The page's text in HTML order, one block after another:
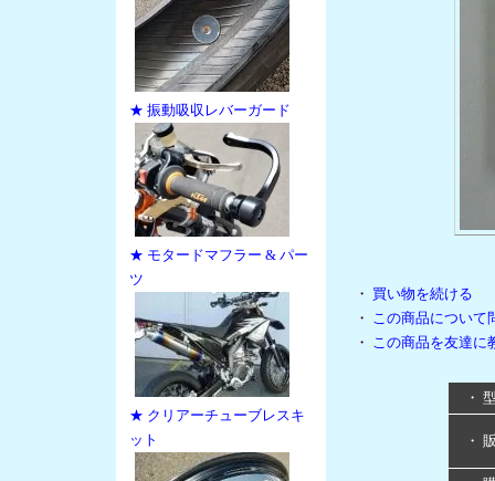
★ 振動吸収レバーガード
★ モタードマフラー & パー
ツ
★ クリアーチューブレスキ
ット
・ 買い物を続ける
・ この商品について
・ この商品を友達に
・
・